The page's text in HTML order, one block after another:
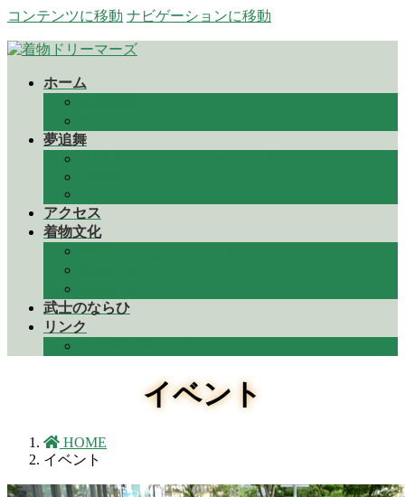
コンテンツに移動 ナビゲーションに移動
ホーム
夢追舞
アクセス
着物文化
武士のならひ
リンク
イベント
HOME
イベント